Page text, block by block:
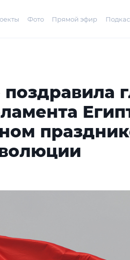
Фото Прямой эфир